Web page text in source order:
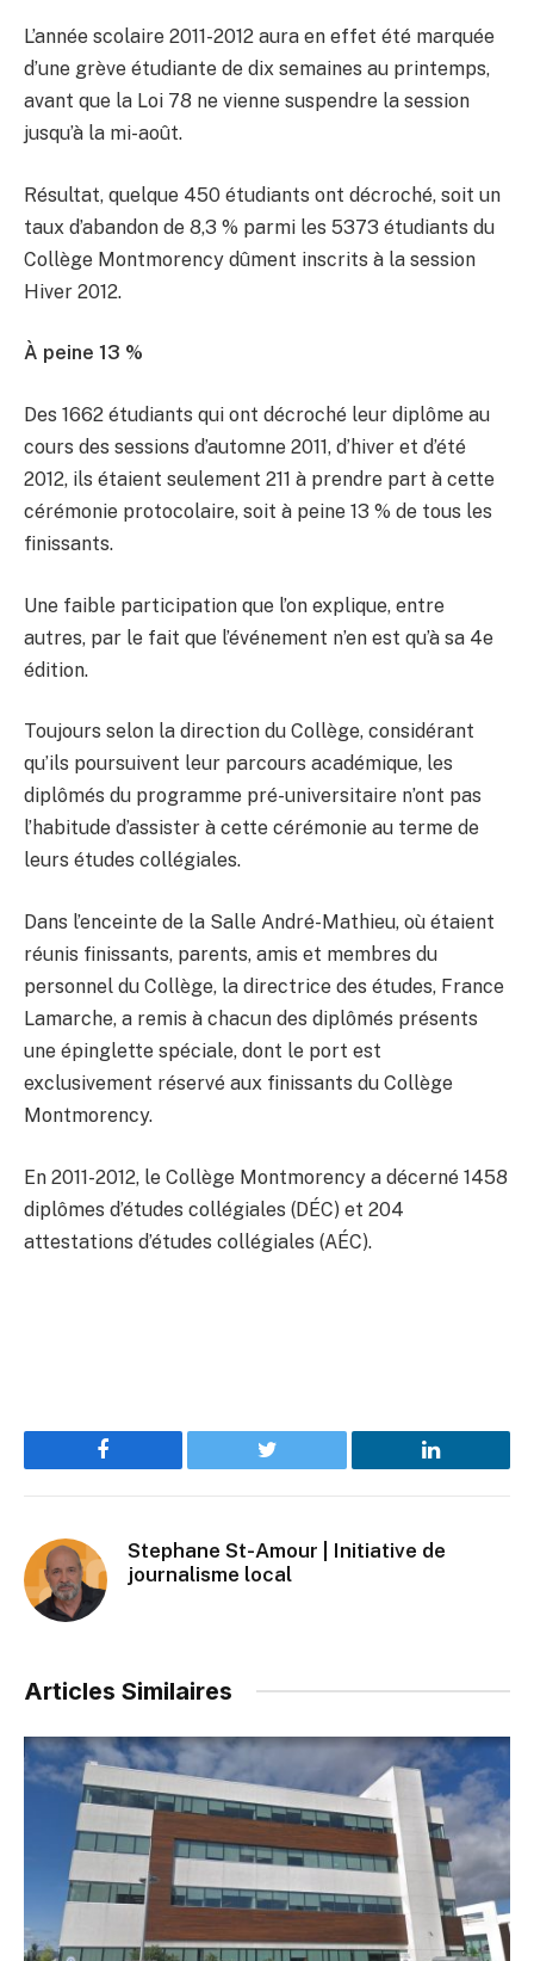
L’année scolaire 2011-2012 aura en effet été marquée
d’une grève étudiante de dix semaines au printemps,
avant que la Loi 78 ne vienne suspendre la session
jusqu’à la mi-août.
Résultat, quelque 450 étudiants ont décroché, soit un
taux d’abandon de 8,3 % parmi les 5373 étudiants du
Collège Montmorency dûment inscrits à la session
Hiver 2012.
À peine 13 %
Des 1662 étudiants qui ont décroché leur diplôme au
cours des sessions d’automne 2011, d’hiver et d’été
2012, ils étaient seulement 211 à prendre part à cette
cérémonie protocolaire, soit à peine 13 % de tous les
finissants.
Une faible participation que l’on explique, entre
autres, par le fait que l’événement n’en est qu’à sa 4e
édition.
Toujours selon la direction du Collège, considérant
qu’ils poursuivent leur parcours académique, les
diplômés du programme pré-universitaire n’ont pas
l’habitude d’assister à cette cérémonie au terme de
leurs études collégiales.
Dans l’enceinte de la Salle André-Mathieu, où étaient
réunis finissants, parents, amis et membres du
personnel du Collège, la directrice des études, France
Lamarche, a remis à chacun des diplômés présents
une épinglette spéciale, dont le port est
exclusivement réservé aux finissants du Collège
Montmorency.
En 2011-2012, le Collège Montmorency a décerné 1458
diplômes d’études collégiales (DÉC) et 204
attestations d’études collégiales (AÉC).
Facebook Twitter LinkedIn
Stephane St-Amour | Initiative de
journalisme local
Articles Similaires